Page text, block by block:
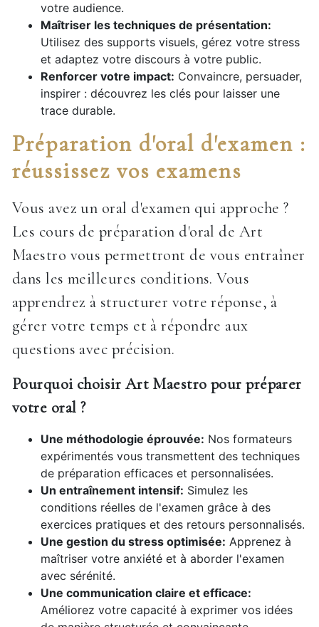
votre audience.
Maîtriser les techniques de présentation:
Utilisez des supports visuels, gérez votre stress
et adaptez votre discours à votre public.
Renforcer votre impact: Convaincre, persuader,
inspirer : découvrez les clés pour laisser une
trace durable.
Préparation d'oral d'examen :
réussissez vos examens
Vous avez un oral d'examen qui approche ?
Les cours de préparation d'oral de Art
Maestro vous permettront de vous entraîner
dans les meilleures conditions. Vous
apprendrez à structurer votre réponse, à
gérer votre temps et à répondre aux
questions avec précision.
Pourquoi choisir Art Maestro pour préparer
votre oral ?
Une méthodologie éprouvée: Nos formateurs
expérimentés vous transmettent des techniques
de préparation efficaces et personnalisées.
Un entraînement intensif: Simulez les
conditions réelles de l'examen grâce à des
exercices pratiques et des retours personnalisés.
Une gestion du stress optimisée: Apprenez à
maîtriser votre anxiété et à aborder l'examen
avec sérénité.
Une communication claire et efficace:
Améliorez votre capacité à exprimer vos idées